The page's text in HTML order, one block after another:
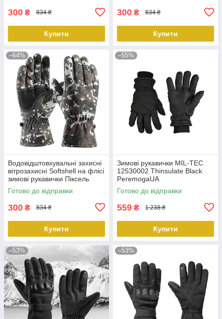
300 ₴ 834 ₴
Купити
300 ₴ 834 ₴
Купити
–64%
Водовідштовхувальні захисні
вітрозахисні Softshell на флісі
зимові рукавички Піксель
9004.PeremogaUA
Готово до відправки
300 ₴ 834 ₴
Купити
–55%
Зимові рукавички MIL-TEC
12530002 Thinsulate Black
PeremogaUA
Готово до відправки
559 ₴ 1 238 ₴
Купити
–53% –53%